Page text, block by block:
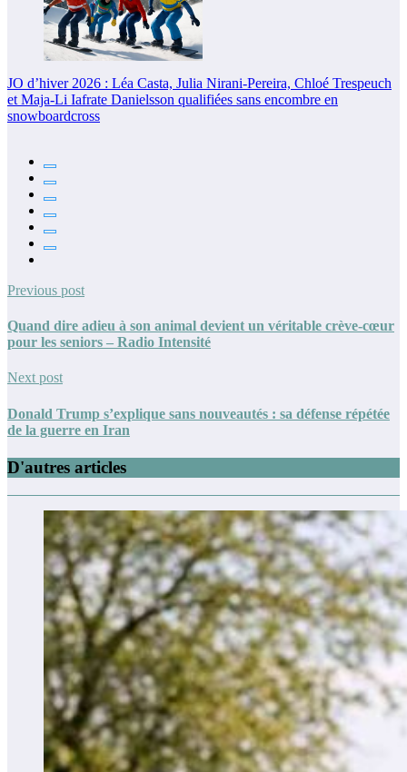
JO d’hiver 2026 : Léa Casta, Julia Nirani-Pereira, Chloé Trespeuch
et Maja-Li Iafrate Danielsson qualifiées sans encombre en
snowboardcross
Previous post
Quand dire adieu à son animal devient un véritable crève-cœur
pour les seniors – Radio Intensité
Next post
Donald Trump s’explique sans nouveautés : sa défense répétée
de la guerre en Iran
D'autres articles